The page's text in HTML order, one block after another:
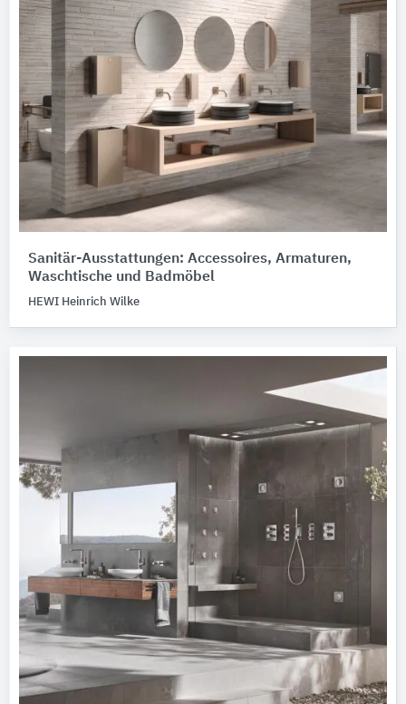
Sanitär-Ausstattungen: Accessoires, Armaturen,
Waschtische und Badmöbel
HEWI Heinrich Wilke